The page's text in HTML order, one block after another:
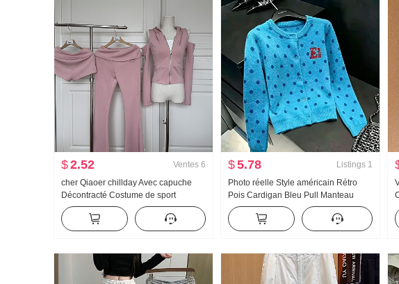
$2.52 Ventes 6
cher Qiaoer chillday Avec capuche
Décontracté Costume de sport
Femme Printemps Épaules dénudées
Manteau Pantalon évasé Ensemble
trois pièces
$5.78 Listings 1
Photo réelle Style américain Rétro
Pois Cardigan Bleu Pull Manteau
pour les femmes Automne Nouveau
Détente Vent Pull en tricot Top ins